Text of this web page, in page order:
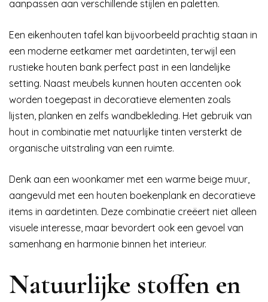
aanpassen aan verschillende stijlen en paletten.
Een eikenhouten tafel kan bijvoorbeeld prachtig staan in
een moderne eetkamer met aardetinten, terwijl een
rustieke houten bank perfect past in een landelijke
setting. Naast meubels kunnen houten accenten ook
worden toegepast in decoratieve elementen zoals
lijsten, planken en zelfs wandbekleding. Het gebruik van
hout in combinatie met natuurlijke tinten versterkt de
organische uitstraling van een ruimte.
Denk aan een woonkamer met een warme beige muur,
aangevuld met een houten boekenplank en decoratieve
items in aardetinten. Deze combinatie creëert niet alleen
visuele interesse, maar bevordert ook een gevoel van
samenhang en harmonie binnen het interieur.
Natuurlijke stoffen en